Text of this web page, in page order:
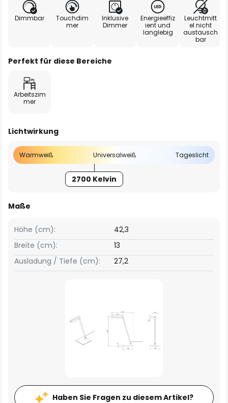
Dimmbar
Touchdim
mer
Inklusive
Dimmer
Energieeffiz
ient und
langlebig
Leuchtmitt
el nicht
austausch
bar
Perfekt für diese Bereiche
Arbeitszim
mer
Lichtwirkung
Warmweiß Universalweiß Tageslicht
2700 Kelvin
Maße
Breite (cm): 13
Höhe (cm): 42,3
Ausladung / Tiefe (cm): 27,2
Haben Sie Fragen zu diesem Artikel?